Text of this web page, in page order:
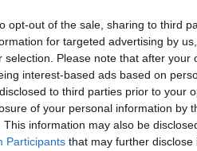
opt-out of the sale, sharing to third
for targeted advertising by
selection. Please note that after
interest-based ads based on
to third parties prior to your
of your personal information by
This information may also be
Participants that may further disclose
che vale la
tutti gli atleti italiani
degli azzurri, una
15 discipline olimpiche
alle prime
è totalmente diverso -
ogni qual volta si